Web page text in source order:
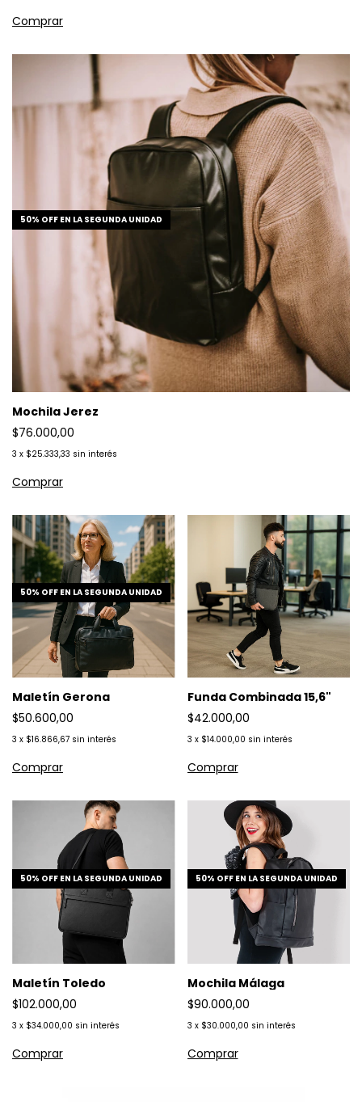
50% OFF EN LA SEGUNDA UNIDAD
Mochila Jerez
$76.000,00
3 x $25.333,33 sin interés
50% OFF EN LA SEGUNDA UNIDAD
Maletín Gerona
$50.600,00
3 x $16.866,67 sin interés
Funda Combinada 15,6"
$42.000,00
3 x $14.000,00 sin interés
Comprar
50% OFF EN LA SEGUNDA UNIDAD
Maletín Toledo
$102.000,00
3 x $34.000,00 sin interés
50% OFF EN LA SEGUNDA UNIDAD
Mochila Málaga
$90.000,00
3 x $30.000,00 sin interés